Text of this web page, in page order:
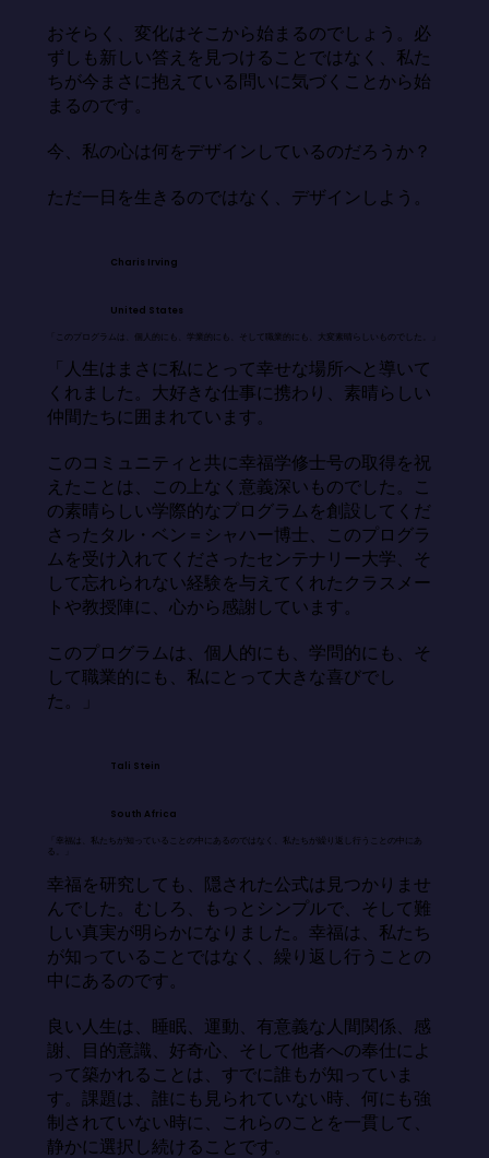
おそらく、変化はそこから始まるのでしょう。必
ずしも新しい答えを見つけることではなく、私た
ちが今まさに抱えている問いに気づくことから始
まるのです。
今、私の心は何をデザインしているのだろうか？
ただ一日を生きるのではなく、デザインしよう。
Charis Irving
United States
「このプログラムは、個人的にも、学業的にも、そして職業的にも、大変素晴らしいものでした。」
「人生はまさに私にとって幸せな場所へと導いて
くれました。大好きな仕事に携わり、素晴らしい
仲間たちに囲まれています。
このコミュニティと共に幸福学修士号の取得を祝
えたことは、この上なく意義深いものでした。こ
の素晴らしい学際的なプログラムを創設してくだ
さったタル・ベン＝シャハー博士、このプログラ
ムを受け入れてくださったセンテナリー大学、そ
して忘れられない経験を与えてくれたクラスメー
トや教授陣に、心から感謝しています。
このプログラムは、個人的にも、学問的にも、そ
して職業的にも、私にとって大きな喜びでし
た。」
Tali Stein
South Africa
「幸福は、私たちが知っていることの中にあるのではなく、私たちが繰り返し行うことの中にあ
る。」
幸福を研究しても、隠された公式は見つかりませ
んでした。むしろ、もっとシンプルで、そして難
しい真実が明らかになりました。幸福は、私たち
が知っていることではなく、繰り返し行うことの
中にあるのです。
良い人生は、睡眠、運動、有意義な人間関係、感
謝、目的意識、好奇心、そして他者への奉仕によ
って築かれることは、すでに誰もが知っていま
す。課題は、誰にも見られていない時、何にも強
制されていない時に、これらのことを一貫して、
静かに選択し続けることです。